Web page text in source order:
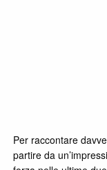
Per raccontare
partire da